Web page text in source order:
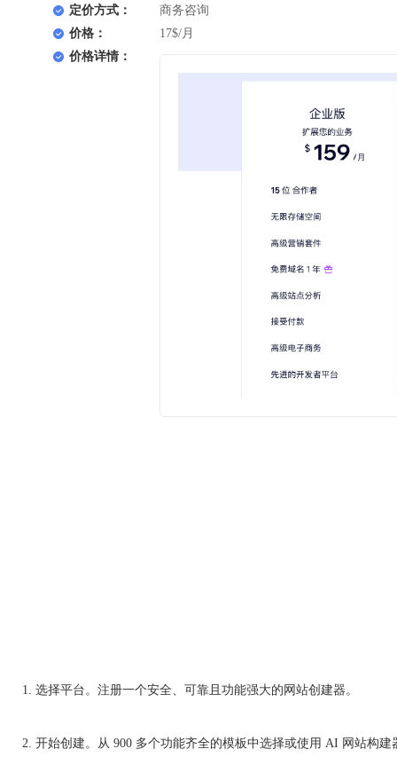
定价方式：
商务咨询
价格：
17$/月
价格详情：
选择平台。 注册一个安全、可靠且功能强大的网站创建器。
开始创建。 从 900 多个功能齐全的模板中选择或使用 AI 网站构建